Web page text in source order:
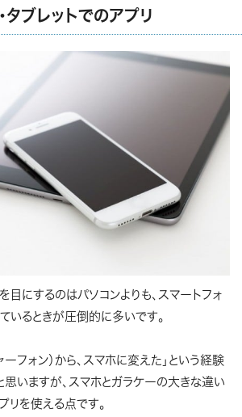
タブレットでのアプリ
目にするのはパソコンよりも、スマートフォ
いるときが圧倒的に多いです。
ーフォン）から、スマホに変えた」という経験
いますが、スマホとガラケーの大きな違い
リを使える点です。